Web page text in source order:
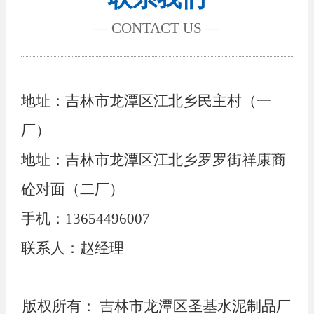
— CONTACT US —
地址：吉林市龙潭区江北乡民主村（一
厂）
地址：吉林市龙潭区江北乡罗罗街祥康商
砼对面（二厂）
手机：13654496007
联系人：赵经理
版权所有： 吉林市龙潭区圣基水泥制品厂